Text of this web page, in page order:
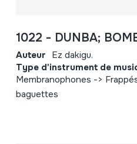
1022 - DUNBA;
Auteur Ez dakigu.
Type d'instrument de
Membranophones ->
baguettes